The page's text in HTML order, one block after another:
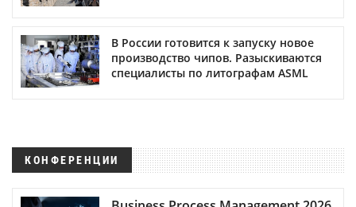
В России готовится к запуску новое
производство чипов. Разыскиваются
специалисты по литографам ASML
КОНФЕРЕНЦИИ